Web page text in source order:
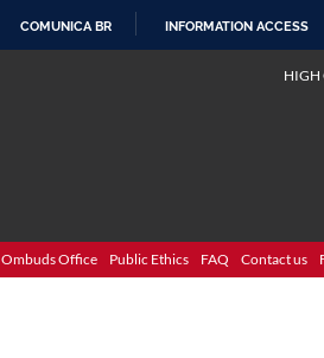
COMUNICA BR INFORMATION ACCESS
HIGH
Ombuds Office Public Ethics FAQ Contact us